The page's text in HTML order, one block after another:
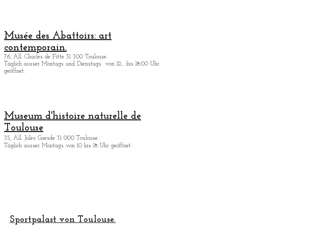
Musée des Abattoirs: art
contemporain.
76, All. Charles de Fitte 31 300 Toulouse.
Täglich ausser Montags und Dienstags
von 12:.. bis 18:00 Uhr
geöffnet.
Museum d'histoire naturelle de
Toulouse
35, All. Jules Guesde 31 000 Toulouse.
Täglich ausser Montags von 10 bis 18 Uhr geöffnet.
Sportpalast von Toulouse.